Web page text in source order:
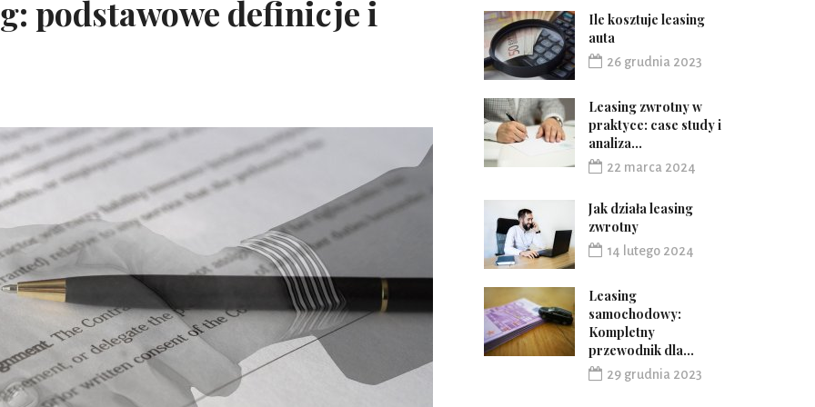
podstawowe definicje i
Ile kosztuje leasing
auta
26 grudnia 2023
Leasing zwrotny w
praktyce: case study i
analiza...
22 marca 2024
Jak działa leasing
zwrotny
14 lutego 2024
Leasing
samochodowy:
Kompletny
przewodnik dla...
29 grudnia 2023